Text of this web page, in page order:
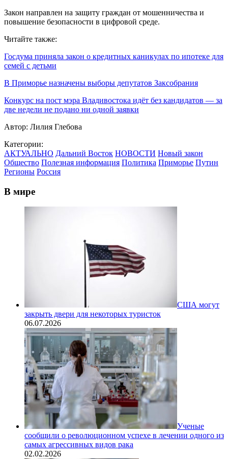
Закон направлен на защиту граждан от мошенничества и
повышение безопасности в цифровой среде.
Читайте также:
Госдума приняла закон о кредитных каникулах по ипотеке для
семей с детьми
В Приморье назначены выборы депутатов Заксобрания
Конкурс на пост мэра Владивостока идёт без кандидатов — за
две недели не подано ни одной заявки
Автор: Лилия Глебова
Категории:
АКТУАЛЬНО Дальний Восток НОВОСТИ Новый закон
Общество Полезная информация Политика Приморье Путин
Регионы Россия
В мире
США могут
закрыть двери для некоторых туристок
06.07.2026
Ученые
сообщили о революционном успехе в лечении одного из
самых агрессивных видов рака
02.02.2026